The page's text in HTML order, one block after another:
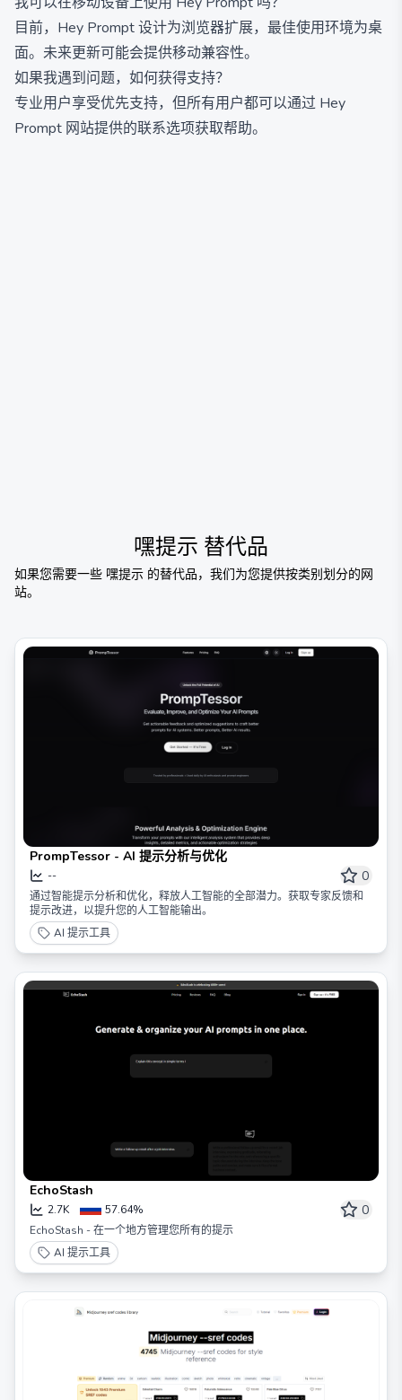
目前，Hey Prompt 设计为浏览器扩展，最佳使用环境为桌
面。未来更新可能会提供移动兼容性。
如果我遇到问题，如何获得支持？
专业用户享受优先支持，但所有用户都可以通过 Hey
Prompt 网站提供的联系选项获取帮助。
嘿提示 替代品
如果您需要一些 嘿提示 的替代品，我们为您提供按类别划分的网
站。
PrompTessor - AI 提示分析与优化
-- 0
通过智能提示分析和优化，释放人工智能的全部潜力。获取专家反馈和
提示改进，以提升您的人工智能输出。
AI 提示工具
EchoStash
2.7K 57.64% 0
EchoStash - 在一个地方管理您所有的提示
AI 提示工具